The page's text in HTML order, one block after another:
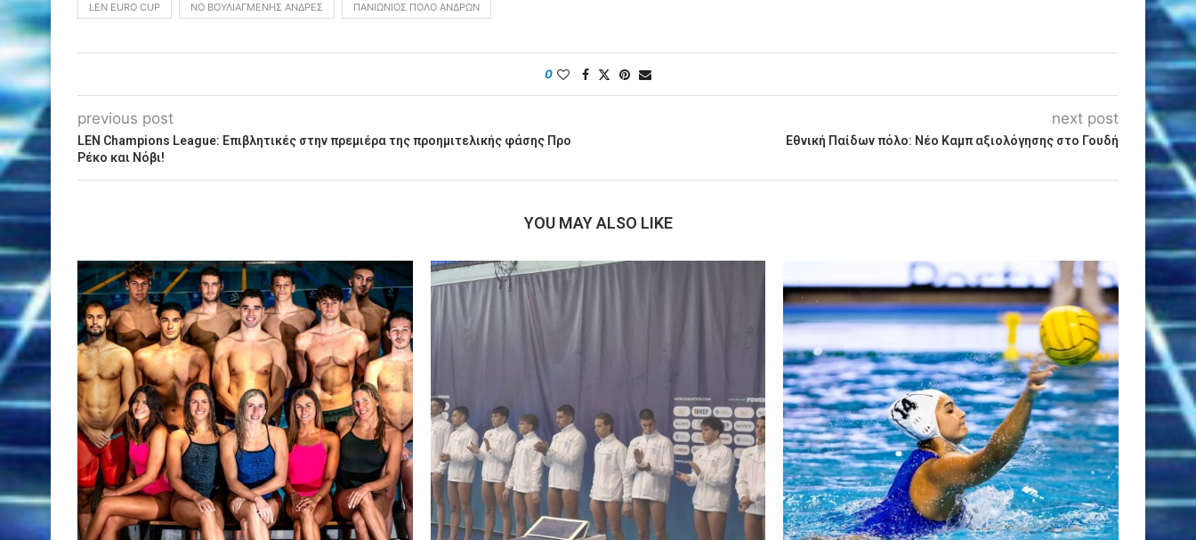
LEN EURO CUP ΝΟ ΒΟΥΛΙΑΓΜΈΝΗΣ ΆΝΔΡΕΣ ΠΑΝΙΏΝΙΟΣ ΠΌΛΟ ΑΝΔΡΏΝ
0
previous post
LEN Champions League: Επιβλητικές στην πρεμιέρα της προημιτελικής φάσης Προ
Ρέκο και Νόβι!
next post
Εθνική Παίδων πόλο: Νέο Καμπ αξιολόγησης στο Γουδή
YOU MAY ALSO LIKE